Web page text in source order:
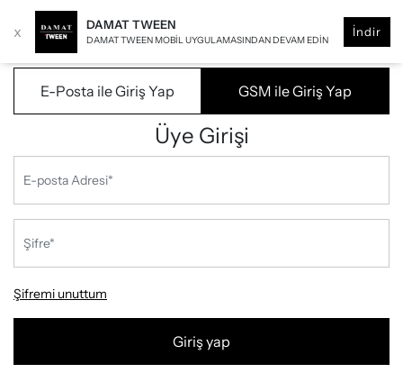
x DAMAT TWEEN
DAMAT TWEEN MOBIL UYGULAMASINDAN DEVAM EDIN
İndir
E-Posta ile Giriş Yap GSM ile Giriş Yap
Üye Girişi
Şifremi unuttum
Giriş yap